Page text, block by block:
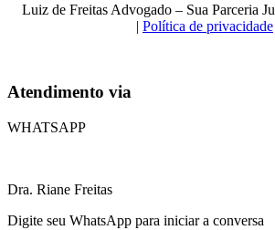
Luiz de Freitas Advogado – Sua Parceria
| Política de privacidade
Atendimento via
WHATSAPP
Dra. Riane Freitas
Digite seu WhatsApp para iniciar a conversa